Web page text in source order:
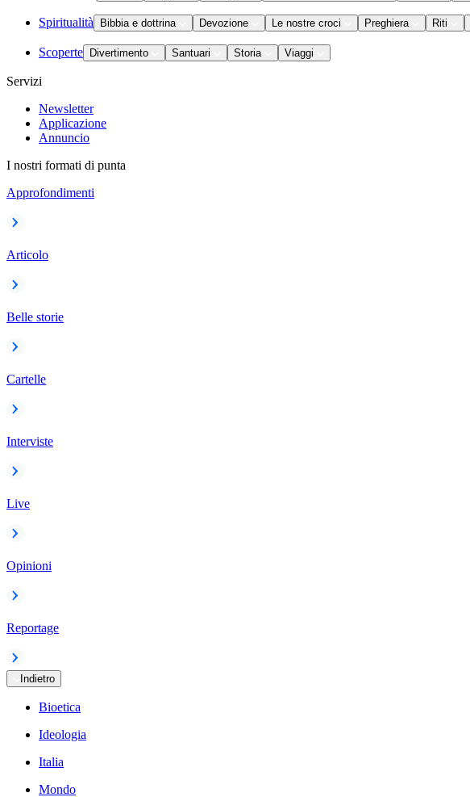
Spiritualità Bibbia e dottrina Devozione Le nostre croci Preghiera Riti
Scoperte Divertimento Santuari Storia Viaggi
Servizi
Newsletter
Applicazione
Annuncio
I nostri formati di punta
Approfondimenti
Articolo
Belle storie
Cartelle
Interviste
Live
Opinioni
Reportage
Indietro
Bioetica
Ideologia
Italia
Mondo